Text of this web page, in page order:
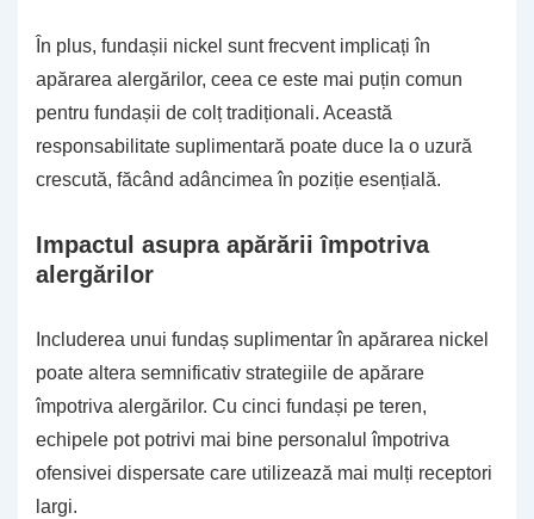
În plus, fundașii nickel sunt frecvent implicați în
apărarea alergărilor, ceea ce este mai puțin comun
pentru fundașii de colț tradiționali. Această
responsabilitate suplimentară poate duce la o uzură
crescută, făcând adâncimea în poziție esențială.
Impactul asupra apărării împotriva
alergărilor
Includerea unui fundaș suplimentar în apărarea nickel
poate altera semnificativ strategiile de apărare
împotriva alergărilor. Cu cinci fundași pe teren,
echipele pot potrivi mai bine personalul împotriva
ofensivei dispersate care utilizează mai mulți receptori
largi.